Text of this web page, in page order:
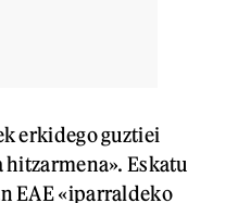
erkidego guztiei
Eskatu
EAE «iparraldeko